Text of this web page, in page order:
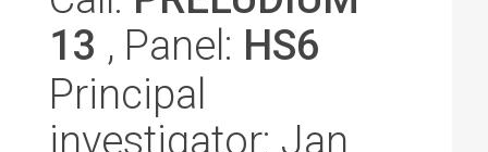
13 , Panel: HS6
Principal
investigator: Jan